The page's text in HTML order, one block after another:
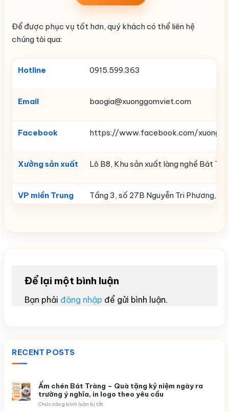
Để được phục vụ tốt hơn, quý khách có thể liên hệ
chúng tôi qua:
Hotline 0915.599.363
Email baogia@xuonggomviet.com
Facebook https://www.facebook.com/
Xưởng sản xuất Lô B8, Khu sản xuất làng nghề Bát
VP miền Trung Tầng 3, số 27B Nguyễn Tri Phương,
Để lại một bình luận
Bạn phải đăng nhập để gửi bình luận.
RECENT POSTS
Ấm chén Bát Tràng – Quà tặng kỷ niệm ngày ra
trường ý nghĩa, in logo theo yêu cầu
Chức năng bình luận bị tắt